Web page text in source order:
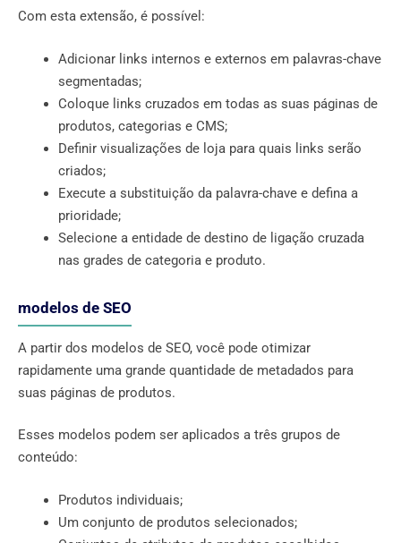
Com esta extensão, é possível:
Adicionar links internos e externos em palavras-chave
segmentadas;
Coloque links cruzados em todas as suas páginas de
produtos, categorias e CMS;
Definir visualizações de loja para quais links serão
criados;
Execute a substituição da palavra-chave e defina a
prioridade;
Selecione a entidade de destino de ligação cruzada
nas grades de categoria e produto.
modelos de SEO
A partir dos modelos de SEO, você pode otimizar
rapidamente uma grande quantidade de metadados para
suas páginas de produtos.
Esses modelos podem ser aplicados a três grupos de
conteúdo:
Produtos individuais;
Um conjunto de produtos selecionados;